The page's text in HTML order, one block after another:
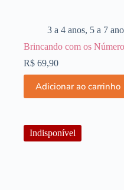
3 a 4 anos, 5 a 7
Brincando com os
R$ 69,90
Adicionar ao carrinho
Indisponível